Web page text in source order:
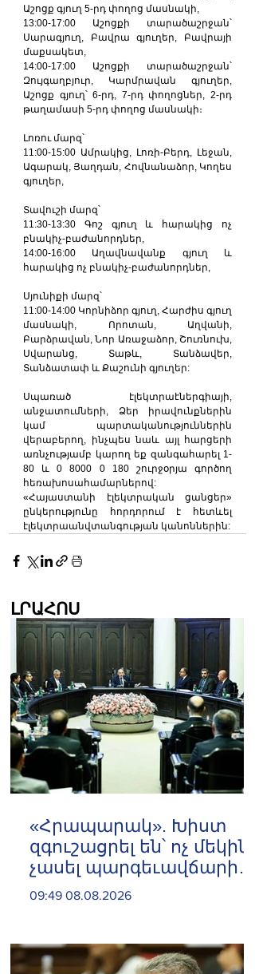
Աշոցք գյուղ 5-րդ փողոց մասնակի,
13:00-17:00 Աշոցքի տարածաշրջան՝
Սարագյուղ, Բավրա գյուղեր, Բավրայի
մաքսակետ,
14:00-17:00 Աշոցքի տարածաշրջան՝
Զույգաղբյուր, Կարմրավան գյուղեր,
Աշոցք գյուղ՝ 6-րդ, 7-րդ փողոցներ, 2-րդ
թաղամասի 5-րդ փողոց մասնակի։
Լոռու մարզ՝
11:00-15:00 Ամրակից, Լոռի-Բերդ, Լեջան,
Ագարակ, Յաղդան, Հովնանաձոր, Կողես
գյուղեր,
Տավուշի մարզ՝
11:30-13:30 Գոշ գյուղ և հարակից ոչ
բնակիչ-բաժանորդներ,
14:00-16:00 Աղավնավանք գյուղ և
հարակից ոչ բնակիչ-բաժանորդներ,
Սյունիքի մարզ՝
11:00-14:00 Կորնիձոր գյուղ, Հարժիս գյուղ
մասնակի, Որոտան, Աղվանի,
Բարձրավան, Նոր Առաջաձոր, Շուռնուխ,
Սվարանց, Տաթև, Տանձավեր,
Տանձատափ և Քաշունի գյուղեր:
Սպառած էլեկտրաէներգիայի,
անջատումների, Ձեր իրավունքներին
կամ պարտականություններին
վերաբերող, ինչպես նաև այլ հարցերի
առնչությամբ կարող եք զանգահարել 1-
80 և 0 8000 0 180 շուրջօրյա գործող
հեռախոսահամարներով:
«Հայաստանի էլեկտրական ցանցեր»
ընկերությունը հորդորում է հետևել
էլեկտրաանվտանգության կանոններին:
ԼՐԱՀՈՍ
«Հրապարակ». Խիստ
զգուշացրել են՝ ոչ մեկին
չասել պարգեւավճարի
չափը, սպառնացել
09:49 08.08.2026